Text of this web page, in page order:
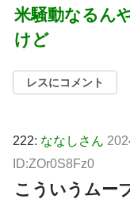
米騒動なるん
けど
レスにコメント
222: ななしさん
ID:ZOr0S8Fz0
こういうムー